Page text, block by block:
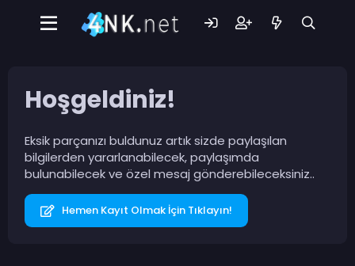
Hoşgeldiniz!
Eksik parçanızı buldunuz artık sizde paylaşılan
bilgilerden yararlanabilecek, paylaşımda
bulunabilecek ve özel mesaj gönderebileceksiniz..
Hemen Kayıt Olmak İçin Tıklayın!